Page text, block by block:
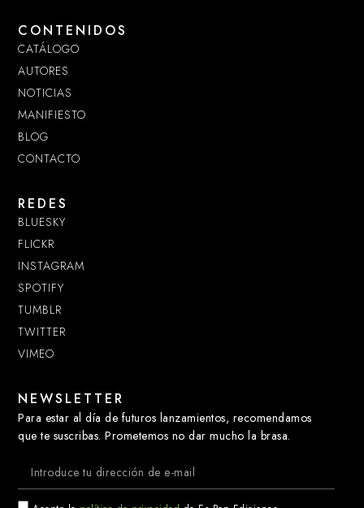
CONTENIDOS
CATÁLOGO
AUTORES
NOTICIAS
MANIFIESTO
BLOG
CONTACTO
REDES
BLUESKY
FLICKR
INSTAGRAM
SPOTIFY
TUMBLR
TWITTER
VIMEO
NEWSLETTER
Para estar al día de futuros lanzamientos, recomendamos
que te suscribas. Prometemos no dar mucho la brasa.